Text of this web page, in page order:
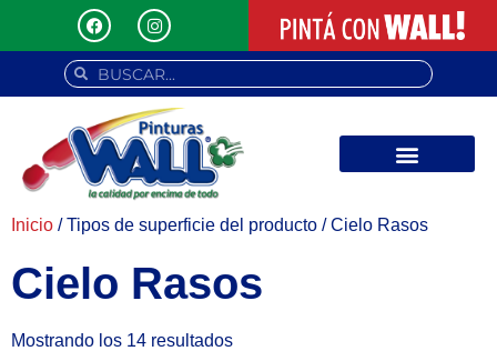
Inicio / Tipos de superficie del producto / Cielo Rasos
Cielo Rasos
Mostrando los 14 resultados